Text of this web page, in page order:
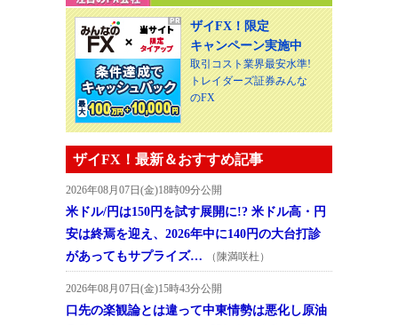
ザイFX！限定
キャンペーン実施中
取引コスト業界最安水準!
トレイダーズ証券みんな
のFX
ザイFX！最新＆おすすめ記事
2026年08月07日(金)18時09分公開
米ドル/円は150円を試す展開に!? 米ドル高・円
安は終焉を迎え、2026年中に140円の大台打診
があってもサプライズ…
（陳満咲杜）
2026年08月07日(金)15時43分公開
口先の楽観論とは違って中東情勢は悪化し原油